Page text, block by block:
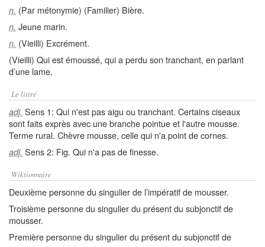
n. (Par métonymie) (Familier) Bière.
n. Jeune marin.
n. (Vieilli) Excrément.
(Vieilli) Qui est émoussé, qui a perdu son tranchant, en parlant
d’une lame.
Le littré
adj. Sens 1: Qui n'est pas aigu ou tranchant. Certains ciseaux
sont faits exprès avec une branche pointue et l'autre mousse.
Terme rural. Chèvre mousse, celle qui n'a point de cornes.
adj. Sens 2: Fig. Qui n'a pas de finesse.
Wiktionnaire
Deuxième personne du singulier de l’impératif de mousser.
Troisième personne du singulier du présent du subjonctif de
mousser.
Première personne du singulier du présent du subjonctif de